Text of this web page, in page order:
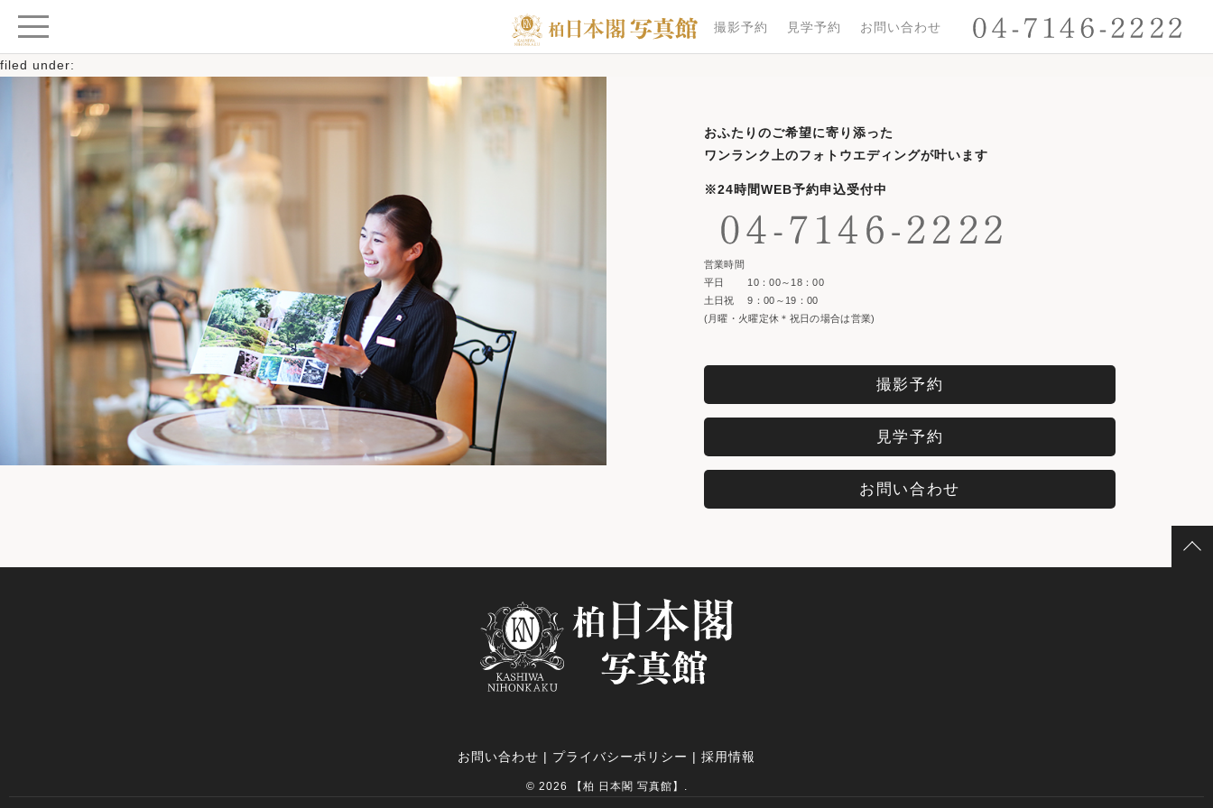
撮影予約 見学予約 お問い合わせ
Posted
filed under:
おふたりのご希望に寄り添った
ワンランク上のフォトウエディングが叶います
※24時間WEB予約申込受付中
営業時間
平日 10：00～18：00
土日祝 9：00～19：00
(月曜・火曜定休＊祝日の場合は営業)
撮影予約
見学予約
お問い合わせ
お問い合わせ | プライバシーポリシー | 採用情報
© 2026 【柏 日本閣 写真館】.